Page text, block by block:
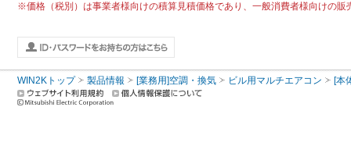
※価格（税別）は事業者様向けの積算見積価格であり、一般消費者様向けの販
WIN2Kトップ 製品情報 [業務用]空調・換気 ビル用マルチエアコン [本